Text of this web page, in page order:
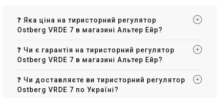
❓ Яка ціна на тиристорний регулятор
Ostberg VRDE 7 в магазині Альтер Ейр?
❓ Чи є гарантія на тиристорний регулятор
Ostberg VRDE 7 в магазині Альтер Ейр?
❓ Чи доставляєте ви тиристорний регулятор
Ostberg VRDE 7 по Україні?